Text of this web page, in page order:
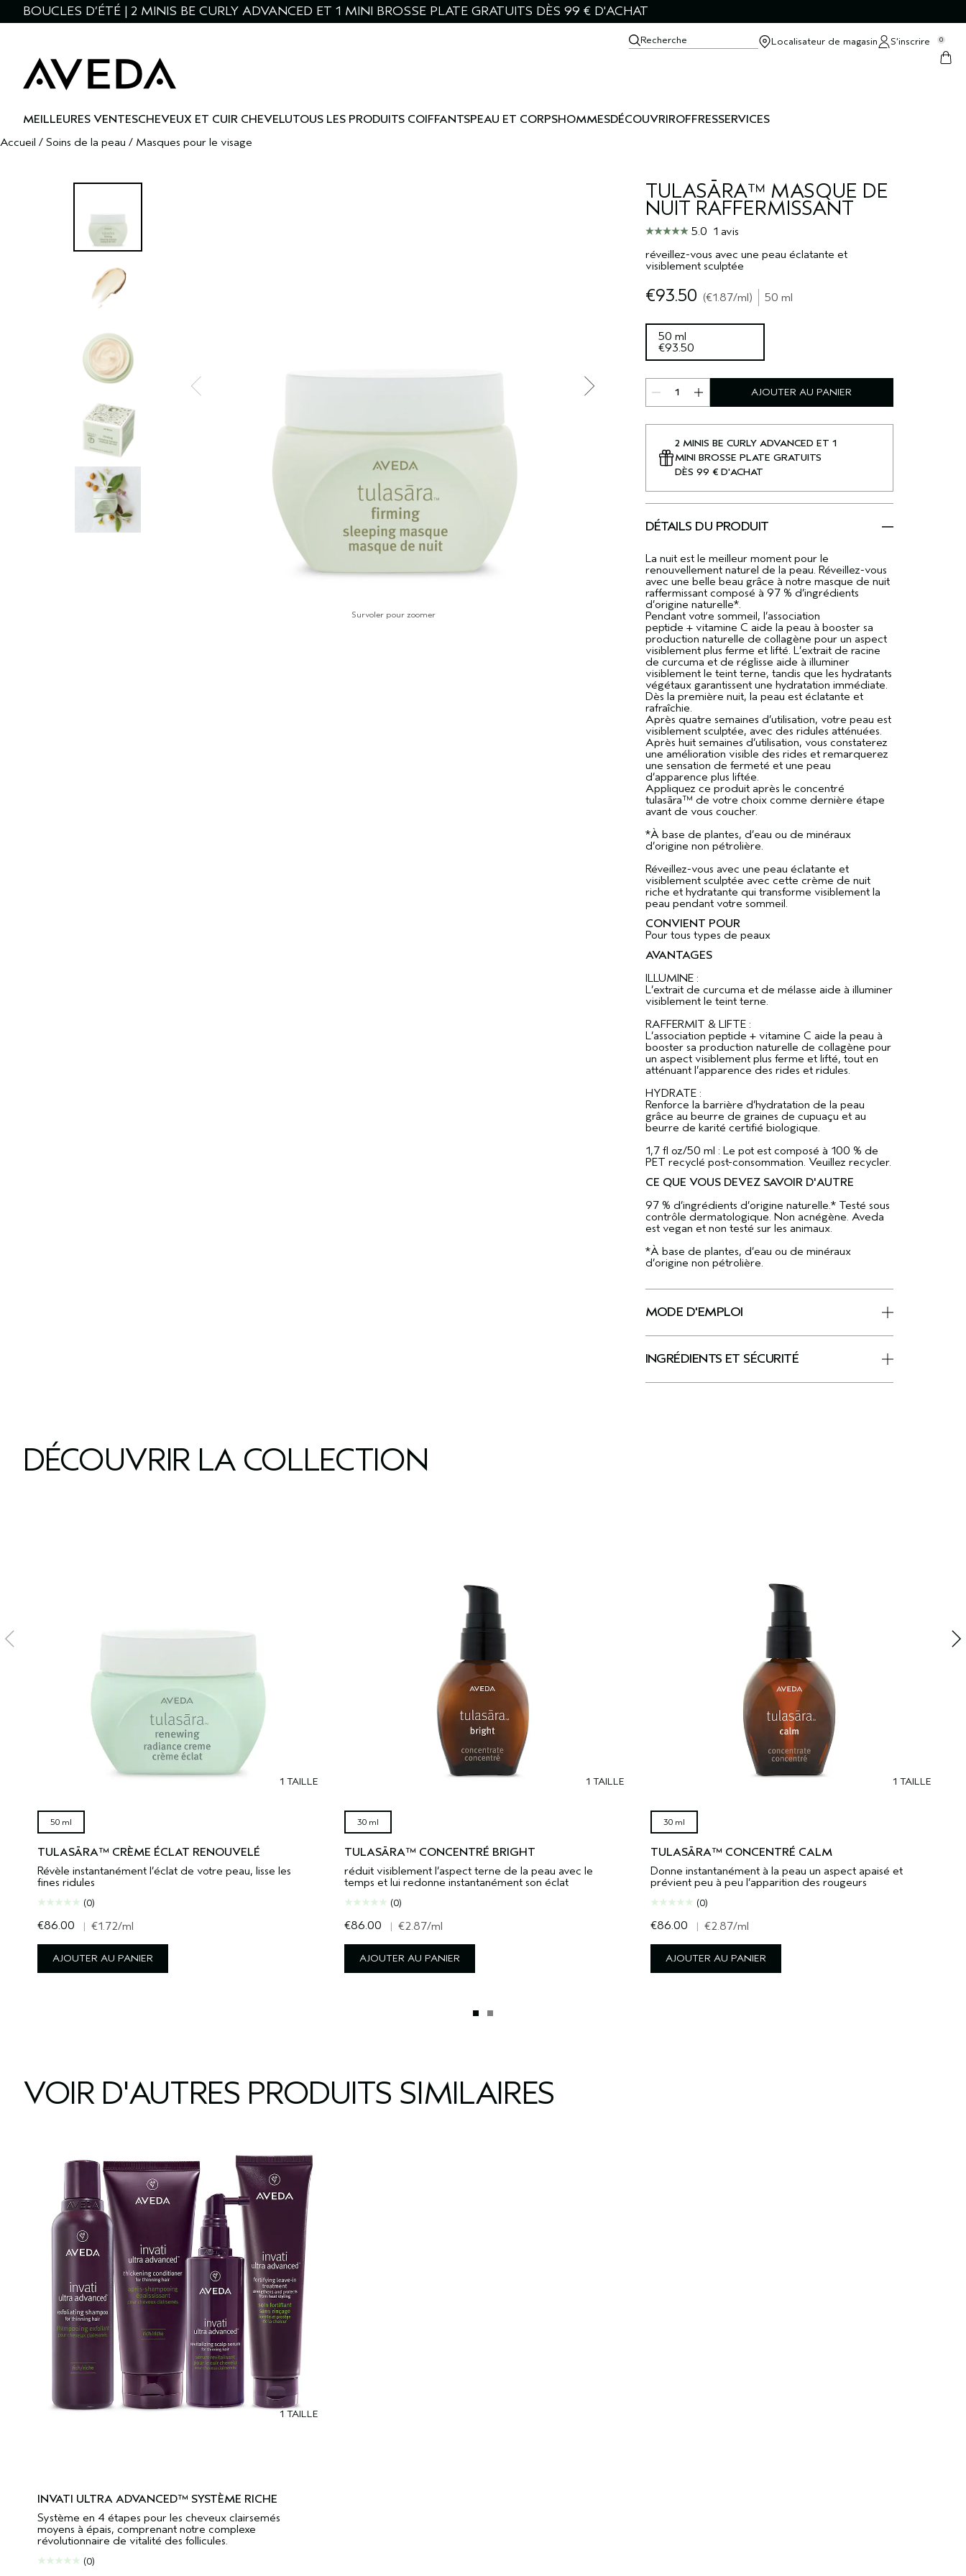
BOUCLES D’ÉTÉ | 2 MINIS BE CURLY ADVANCED ET 1 MINI BROSSE PLATE GRATUITS DÈS 99 € D'ACHAT
Recherche Localisateur de magasin S’inscrire 0
MEILLEURES VENTESCHEVEUX ET CUIR CHEVELUTOUS LES PRODUITS COIFFANTSPEAU ET CORPSHOMMESDÉCOUVRIROFFRESSERVICES
Accueil / Soins de la peau / Masques pour le visage
TULASĀRA™ MASQUE DE
NUIT RAFFERMISSANT
5.0 1 avis
réveillez-vous avec une peau éclatante et
visiblement sculptée
Survoler pour zoomer
€93.50 €1.87/ml 50 ml
50 ml
€93.50
AJOUTER AU PANIER
2 MINIS BE CURLY ADVANCED ET 1
MINI BROSSE PLATE GRATUITS
DÈS 99 € D'ACHAT
DÉTAILS DU PRODUIT
La nuit est le meilleur moment pour le
renouvellement naturel de la peau. Réveillez-vous
avec une belle beau grâce à notre masque de nuit
raffermissant composé à 97 % d’ingrédients
d’origine naturelle*.
Pendant votre sommeil, l’association
peptide + vitamine C aide la peau à booster sa
production naturelle de collagène pour un aspect
visiblement plus ferme et lifté. L’extrait de racine
de curcuma et de réglisse aide à illuminer
visiblement le teint terne, tandis que les hydratants
végétaux garantissent une hydratation immédiate.
Dès la première nuit, la peau est éclatante et
rafraîchie.
Après quatre semaines d’utilisation, votre peau est
visiblement sculptée, avec des ridules atténuées.
Après huit semaines d’utilisation, vous constaterez
une amélioration visible des rides et remarquerez
une sensation de fermeté et une peau
d’apparence plus liftée.
Appliquez ce produit après le concentré
tulasāra™ de votre choix comme dernière étape
avant de vous coucher.
*À base de plantes, d’eau ou de minéraux
d’origine non pétrolière.
Réveillez-vous avec une peau éclatante et
visiblement sculptée avec cette crème de nuit
riche et hydratante qui transforme visiblement la
peau pendant votre sommeil.
CONVIENT POUR
Pour tous types de peaux
AVANTAGES
ILLUMINE :
L’extrait de curcuma et de mélasse aide à illuminer
visiblement le teint terne.
RAFFERMIT & LIFTE :
L’association peptide + vitamine C aide la peau à
booster sa production naturelle de collagène pour
un aspect visiblement plus ferme et lifté, tout en
atténuant l’apparence des rides et ridules.
HYDRATE :
Renforce la barrière d’hydratation de la peau
grâce au beurre de graines de cupuaçu et au
beurre de karité certifié biologique.
1,7 fl oz/50 ml : Le pot est composé à 100 % de
PET recyclé post-consommation. Veuillez recycler.
CE QUE VOUS DEVEZ SAVOIR D'AUTRE
97 % d’ingrédients d’origine naturelle.* Testé sous
contrôle dermatologique. Non acnégène. Aveda
est vegan et non testé sur les animaux.
*À base de plantes, d’eau ou de minéraux
d’origine non pétrolière.
MODE D'EMPLOI
INGRÉDIENTS ET SÉCURITÉ
DÉCOUVRIR LA COLLECTION
1 TAILLE
50 ml
TULASĀRA™ CRÈME ÉCLAT RENOUVELÉ
Révèle instantanément l’éclat de votre peau, lisse les
fines ridules
(0)
€86.00 | €1.72/ml
AJOUTER AU PANIER
1 TAILLE
30 ml
TULASĀRA™ CONCENTRÉ BRIGHT
réduit visiblement l’aspect terne de la peau avec le
temps et lui redonne instantanément son éclat
(0)
€86.00 | €2.87/ml
AJOUTER AU PANIER
1 TAILLE
30 ml
TULASĀRA™ CONCENTRÉ CALM
Donne instantanément à la peau un aspect apaisé et
prévient peu à peu l’apparition des rougeurs
(0)
€86.00 | €2.87/ml
AJOUTER AU PANIER
VOIR D'AUTRES PRODUITS SIMILAIRES
1 TAILLE
INVATI ULTRA ADVANCED™ SYSTÈME RICHE
Système en 4 étapes pour les cheveux clairsemés
moyens à épais, comprenant notre complexe
révolutionnaire de vitalité des follicules.
(0)